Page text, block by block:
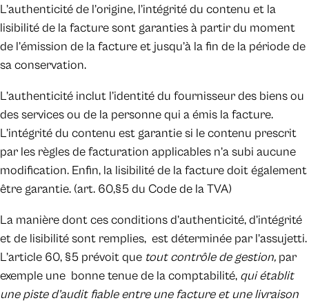
L’authenticité de l’origine, l’intégrité du contenu et la
lisibilité de la facture sont garanties à partir du moment
de l’émission de la facture et jusqu’à la fin de la période de
sa conservation.
L’authenticité inclut l’identité du fournisseur des biens ou
des services ou de la personne qui a émis la facture.
L’intégrité du contenu est garantie si le contenu prescrit
par les règles de facturation applicables n’a subi aucune
modification. Enfin, la lisibilité de la facture doit également
être garantie. (art. 60,§5 du Code de la TVA)
La manière dont ces conditions d’authenticité, d’intégrité
et de lisibilité sont remplies, est déterminée par l’assujetti.
L’article 60, §5 prévoit que tout contrôle de gestion, par
exemple une bonne tenue de la comptabilité, qui établit
une piste d’audit fiable entre une facture et une livraison